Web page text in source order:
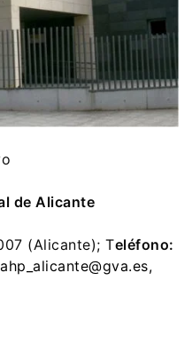
de Alicante
(Alicante); Teléfono:
ahp_alicante@gva.es,